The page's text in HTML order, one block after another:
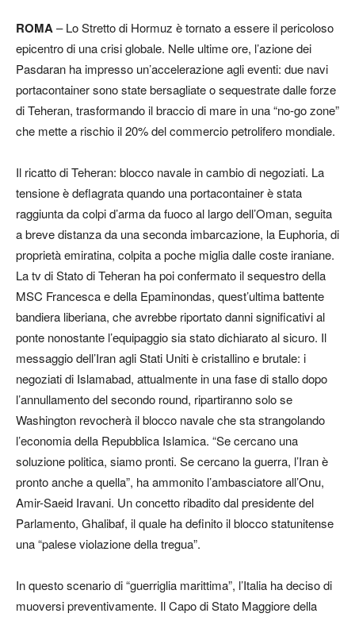
ROMA– Lo Stretto di Hormuz è tornato a essere il pericoloso
epicentro di una crisi globale. Nelle ultime ore, l’azione dei
Pasdaran ha impresso un’accelerazione agli eventi: due navi
portacontainer sono state bersagliate o sequestrate dalle forze
di Teheran, trasformando il braccio di mare in una “no-go zone”
che mette a rischio il 20% del commercio petrolifero mondiale.
Il ricatto di Teheran: blocco navale in cambio di negoziati. La
tensione è deflagrata quando una portacontainer è stata
raggiunta da colpi d’arma da fuoco al largo dell’Oman, seguita
a breve distanza da una seconda imbarcazione, la Euphoria, di
proprietà emiratina, colpita a poche miglia dalle coste iraniane.
La tv di Stato di Teheran ha poi confermato il sequestro della
MSC Francesca e della Epaminondas, quest’ultima battente
bandiera liberiana, che avrebbe riportato danni significativi al
ponte nonostante l’equipaggio sia stato dichiarato al sicuro. Il
messaggio dell’Iran agli Stati Uniti è cristallino e brutale: i
negoziati di Islamabad, attualmente in una fase di stallo dopo
l’annullamento del secondo round, ripartiranno solo se
Washington revocherà il blocco navale che sta strangolando
l’economia della Repubblica Islamica. “Se cercano una
soluzione politica, siamo pronti. Se cercano la guerra, l’Iran è
pronto anche a quella”, ha ammonito l’ambasciatore all’Onu,
Amir-Saeid Iravani. Un concetto ribadito dal presidente del
Parlamento, Ghalibaf, il quale ha definito il blocco statunitense
una “palese violazione della tregua”.
In questo scenario di “guerriglia marittima”, l’Italia ha deciso di
muoversi preventivamente. Il Capo di Stato Maggiore della